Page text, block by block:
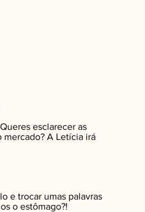
esclarecer as
mercado? A Letícia irá
e trocar umas palavras
o estômago?!